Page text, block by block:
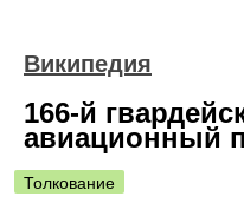
Википедия
166-й
авиационный
Толкование